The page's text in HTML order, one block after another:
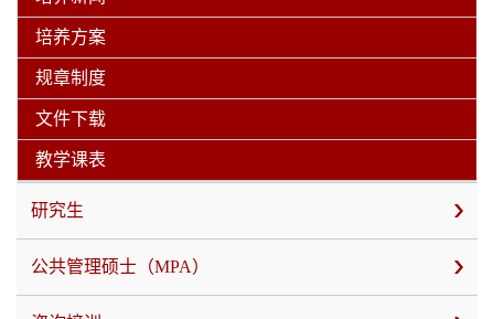
培养方案
规章制度
文件下载
教学课表
研究生
公共管理硕士（MPA）